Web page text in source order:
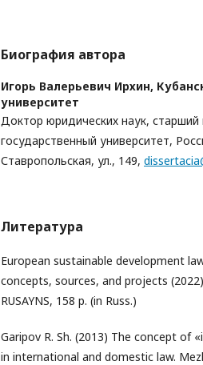
Биография автора
Игорь Валерьевич Ирхин,
университет
Доктор юридических наук,
государственный университет,
Ставропольская, ул., 149,
Литература
European sustainable development
concepts, sources, and projects
RUSAYNS, 158 p. (in Russ.)
Garipov R. Sh. (2013) The concept of
in international and domestic law.